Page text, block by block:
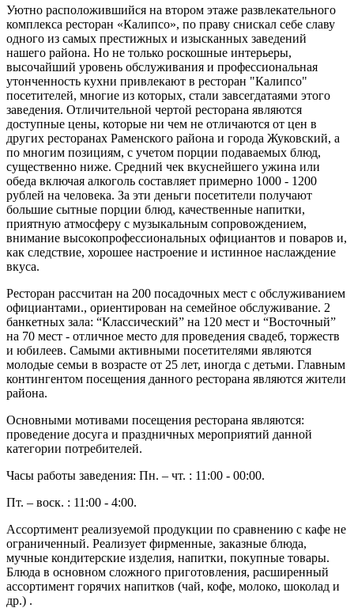
Уютно расположившийся на втором этаже развлекательного
комплекса ресторан «Калипсо», по праву снискал себе славу
одного из самых престижных и изысканных заведений
нашего района. Но не только роскошные интерьеры,
высочайший уровень обслуживания и профессиональная
утонченность кухни привлекают в ресторан "Калипсо"
посетителей, многие из которых, стали завсегдатаями этого
заведения. Отличительной чертой ресторана являются
доступные цены, которые ни чем не отличаются от цен в
других ресторанах Раменского района и города Жуковский, а
по многим позициям, с учетом порции подаваемых блюд,
существенно ниже. Cредний чек вкуснейшего ужина или
обеда включая алкоголь составляет примерно 1000 - 1200
рублей на человека. За эти деньги посетители получают
большие сытные порции блюд, качественные напитки,
приятную атмосферу с музыкальным сопровождением,
внимание высокопрофессиональных официантов и поваров и,
как следствие, хорошее настроение и истинное наслаждение
вкуса.
Ресторан рассчитан на 200 посадочных мест с обслуживанием
официантами., ориентирован на семейное обслуживание. 2
банкетных зала: “Классический” на 120 мест и “Восточный”
на 70 мест - отличное место для проведения свадеб, торжеств
и юбилеев. Самыми активными посетителями являются
молодые семьи в возрасте от 25 лет, иногда с детьми. Главным
контингентом посещения данного ресторана являются жители
района.
Основными мотивами посещения ресторана являются:
проведение досуга и праздничных мероприятий данной
категории потребителей.
Часы работы заведения: Пн. – чт. : 11:00 - 00:00.
Пт. – воск. : 11:00 - 4:00.
Ассортимент реализуемой продукции по сравнению с кафе не
ограниченный. Реализует фирменные, заказные блюда,
мучные кондитерские изделия, напитки, покупные товары.
Блюда в основном сложного приготовления, расширенный
ассортимент горячих напитков (чай, кофе, молоко, шоколад и
др.) .